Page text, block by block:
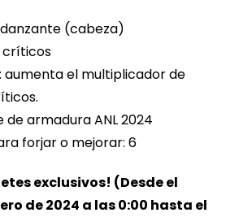
(cabeza)
críticos
aumenta el multiplicador de
de armadura ANL 2024
forjar o mejorar: 6
exclusivos! (Desde el
de 2024 a las 0:00 hasta el